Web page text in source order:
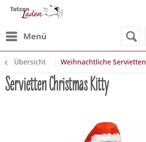
Menü
Übersicht Weihnachtliche Servietten
Servietten Christmas Kitty